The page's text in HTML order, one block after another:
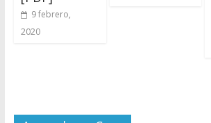
9 febrero,
2020